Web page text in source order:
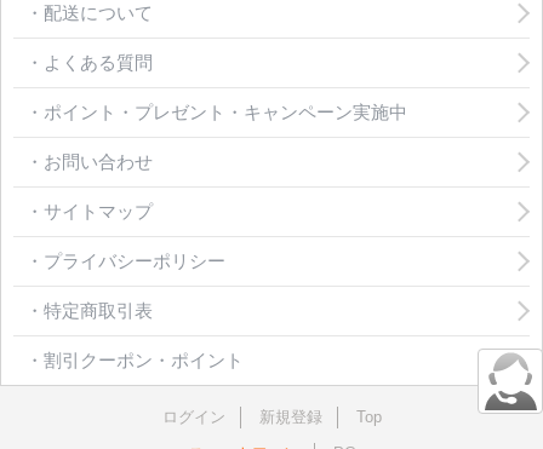
・配送について
・よくある質問
・ポイント・プレゼント・キャンペーン実施中
・お問い合わせ
・サイトマップ
・プライバシーポリシー
・特定商取引表
・割引クーポン・ポイント
ログイン 新規登録
Top